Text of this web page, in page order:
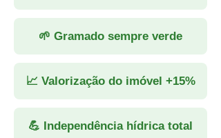
🌱 Gramado sempre verde
📈 Valorização do imóvel +15%
💪 Independência hídrica total